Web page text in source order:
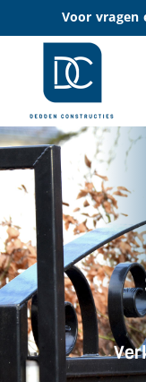
naar
Voor vragen